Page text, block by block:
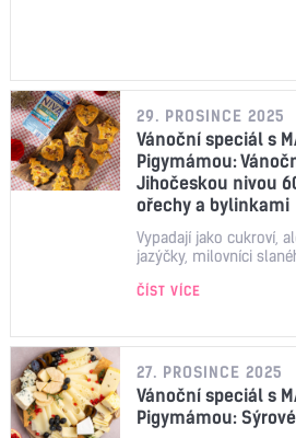
29. PROSINCE 2025
Vánoční speciál s
Pigymámou:
Jihočeskou nivou
ořechy a bylinkami
Vypadají jako cukroví,
jazýčky, milovníci
ČÍST VÍCE
27. PROSINCE 2025
Vánoční speciál s
Pigymámou: